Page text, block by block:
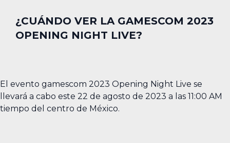
¿CUÁNDO VER LA GAMESCOM 2023
OPENING NIGHT LIVE?
El evento gamescom 2023 Opening Night Live se
llevará a cabo este 22 de agosto de 2023 a las 11:00 AM
tiempo del centro de México.